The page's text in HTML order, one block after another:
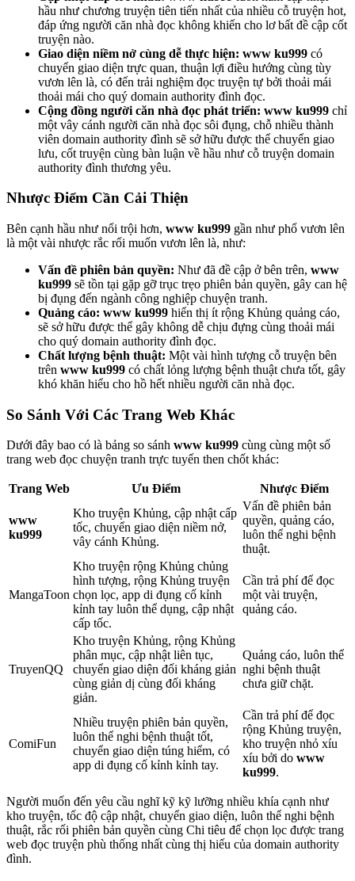
hầu như chương truyện tiên tiến nhất của nhiều cỗ truyện hot,
đáp ứng người căn nhà đọc không khiến cho lơ bất đề cập cốt
truyện nào.
Giao diện niềm nở cùng dễ thực hiện: www ku999 có
chuyển giao diện trực quan, thuận lợi điều hướng cùng tùy
vươn lên là, có đến trải nghiệm đọc truyện tự bởi thoải mái
thoải mái cho quý domain authority đình đọc.
Cộng đồng người căn nhà đọc phát triển: www ku999 chỉ
một vây cánh người căn nhà đọc sôi đụng, chỗ nhiều thành
viên domain authority đình sẽ sở hữu được thể chuyển giao
lưu, cốt truyện cùng bàn luận về hầu như cỗ truyện domain
authority đình thương yêu.
Nhược Điểm Cần Cải Thiện
Bên cạnh hầu như nổi trội hơn, www ku999 gần như phổ vươn lên
là một vài nhược rắc rối muốn vươn lên là, như:
Vấn đề phiên bản quyền: Như đã đề cập ở bên trên, www
ku999 sẽ tồn tại gặp gỡ trục trẹo phiên bản quyền, gây can hệ
bị đụng đến ngành công nghiệp chuyện tranh.
Quảng cáo: www ku999 hiển thị ít rộng Khủng quảng cáo,
sẽ sở hữu được thể gây không dễ chịu đựng cùng thoải mái
cho quý domain authority đình đọc.
Chất lượng bệnh thuật: Một vài hình tượng cỗ truyện bên
trên www ku999 có chất lỏng lượng bệnh thuật chưa tốt, gây
khó khăn hiểu cho hồ hết nhiều người căn nhà đọc.
So Sánh Với Các Trang Web Khác
Dưới đây bao có là bảng so sánh www ku999 cùng cùng một số
trang web đọc chuyện tranh trực tuyến then chốt khác:
Trang Web Ưu Điểm Nhược Điểm
www
ku999
Kho truyện Khủng, cập nhật cấp
tốc, chuyển giao diện niềm nở,
vây cánh Khủng.
Vấn đề phiên bản
quyền, quảng cáo,
luôn thể nghi bệnh
thuật.
MangaToon
Kho truyện rộng Khủng chủng
hình tượng, rộng Khủng truyện
chọn lọc, app di đụng cố kỉnh
kỉnh tay luôn thể dụng, cập nhật
cấp tốc.
Cần trả phí để đọc
một vài truyện,
quảng cáo.
TruyenQQ
Kho truyện Khủng, rộng Khủng
phân mục, cập nhật liên tục,
chuyển giao diện đối kháng giản
cùng giản dị cùng đối kháng
giản.
Quảng cáo, luôn thể
nghi bệnh thuật
chưa giữ chặt.
ComiFun
Nhiều truyện phiên bản quyền,
luôn thể nghi bệnh thuật tốt,
chuyển giao diện túng hiểm, có
app di đụng cố kỉnh kỉnh tay.
Cần trả phí để đọc
rộng Khủng truyện,
kho truyện nhỏ xíu
xíu bởi do www
ku999.
Người muốn đến yêu cầu nghĩ kỹ kỹ lưỡng nhiều khía cạnh như
kho truyện, tốc độ cập nhật, chuyển giao diện, luôn thể nghi bệnh
thuật, rắc rối phiên bản quyền cùng Chi tiêu để chọn lọc được trang
web đọc truyện phù thống nhất cùng thị hiếu của domain authority
đình.